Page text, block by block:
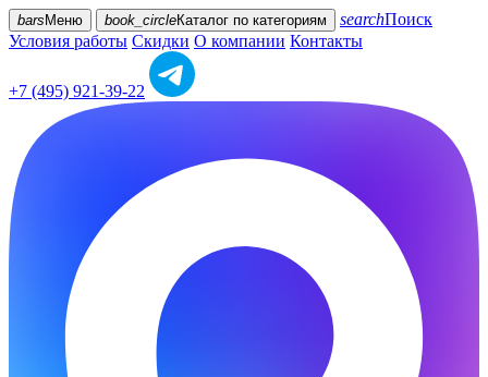
bars Меню book_circleКаталог по категориям searchПоиск
Условия работы Скидки О компании Контакты
+7 (495) 921-39-22